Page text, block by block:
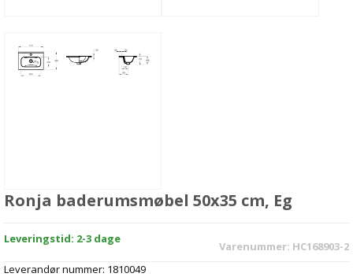
Ronja baderumsmøbel 50x35 cm, Eg
Leveringstid: 2-3 dage
Varenummer: HC168903-2
Leverandør nummer: 1810049